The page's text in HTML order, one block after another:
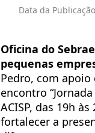
Data da
Oficina do
pequenas
Pedro, com apoio
encontro
ACISP, das 19h
fortalecer a